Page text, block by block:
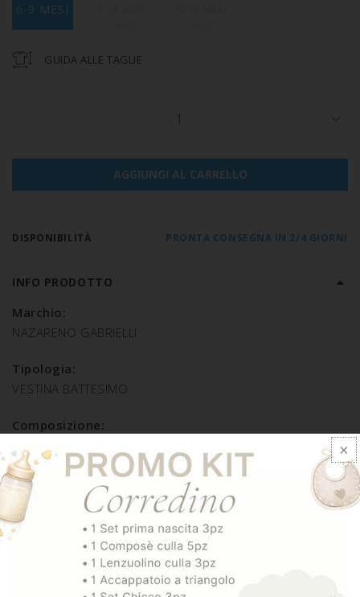
6-9 MESI
GUIDA ALLE TAGLIE
1
AGGIUNGI AL CARRELLO
DISPONIBILITÀ PRONTA CONSEGNA IN 2/4 GIORNI
INFO PRODOTTO
Marchio:
NAZARENO GABRIELLI
Tipologia:
VESTINA BATTESIMO
Composizione:
SPEDIZIONE E RESO